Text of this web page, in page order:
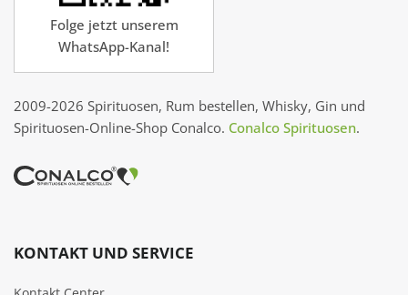
Folge jetzt unserem
WhatsApp-Kanal!
2009-2026 Spirituosen, Rum bestellen, Whisky, Gin und
Spirituosen-Online-Shop Conalco. Conalco Spirituosen.
KONTAKT UND SERVICE